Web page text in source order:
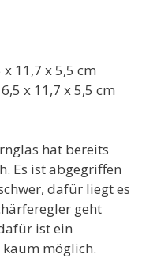
11,7 x 5,5 cm
x 11,7 x 5,5 cm
hat bereits
Es ist abgegriffen
dafür liegt es
geht
ist ein
kaum möglich.